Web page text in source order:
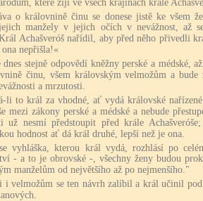
které žijí ve všech krajinách krále
o královnině činu se donese jistě ke všem
manžely v jejich očích v nevážnost, až
Achašveróš nařídil, aby před něho přivedli
ona nepřišla!«
dnes stejně odpovědí kněžny perské a médské,
činu, všem královským velmožům a bude
a mrzutosti.
li to král za vhodné, ať vydá královské
mezi zákony perské a médské a nebude
už nesmí předstoupit před krále
hodnost ať dá král druhé, lepší než je ona.
vyhláška, kterou král vydá, rozhlásí po
- a to je obrovské -, všechny ženy budou
manželům od největšího až po nejmenšího."
i velmožům se ten návrh zalíbil a král učinil